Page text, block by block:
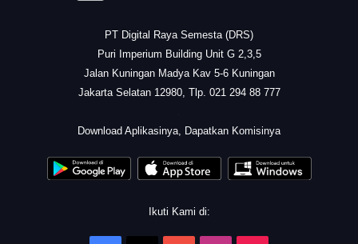
PT Digital Raya Semesta (DRS)
Puri Imperium Building Unit G 2,3,5
Jalan Kuningan Madya Kav 5-6 Kuningan
Jakarta Selatan 12980, Tlp. 021 294 88 777
Download Aplikasinya, Dapatkan Komisinya
Ikuti Kami di: